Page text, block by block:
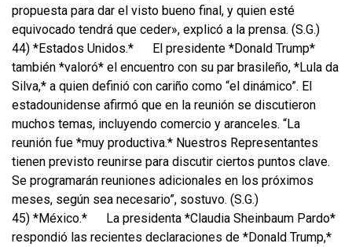
propuesta para dar el visto bueno final, y quien esté
equivocado tendrá que ceder», explicó a la prensa. (S.G.)
44) *Estados Unidos.*
El presidente *Donald Trump*
también *valoró* el encuentro con su par brasileño, *Lula da
Silva,* a quien definió con cariño como “el dinámico”. El
estadounidense afirmó que en la reunión se discutieron
muchos temas, incluyendo comercio y aranceles. “La
reunión fue *muy productiva.* Nuestros Representantes
tienen previsto reunirse para discutir ciertos puntos clave.
Se programarán reuniones adicionales en los próximos
meses, según sea necesario”, sostuvo. (S.G.)
45) *México.*
La presidenta *Claudia Sheinbaum Pardo*
respondió las recientes declaraciones de *Donald Trump,*